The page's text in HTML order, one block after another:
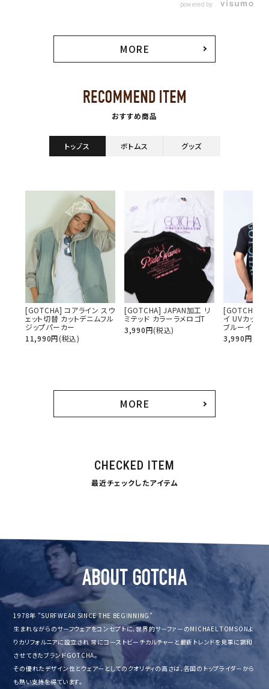
キーワードから探す
価格から探す
円 ～
並び順
カテゴリ
サイズ
34inc
36inc
38inc
KIDS
powered by
MORE
おすすめ商品
トップス ボトムス グッズ
[GOTCHA] コアライン スウ
ェット切替 カットデニムフル
ジップパーカー
11,990円(税込)
[GOTCHA] JAPAN加工 リ
ミテッド カラーラメロゴT
3,990円(税込)
[GOTCHA] リ
イ UVカット
ブルーイッシ
3,990円
MORE
CHECKED ITEM
最近チェックしたアイテム
1978年 ”SURFWEAR SINCE THE BEGINNING”
生まれながらのサーフウェアをコンセプトに、世界的サーファーのMICHAEL TOMSONよ
りカリフォルニアに設立され常にコーストビーチカルチャーと最新トレンドを見事に調和
させてきたブランドGOTCHA。
その優れたデザイン性とウェアーとしてのクオリティの高さは、各国のトップライダーから
も熱い支持を得ています。